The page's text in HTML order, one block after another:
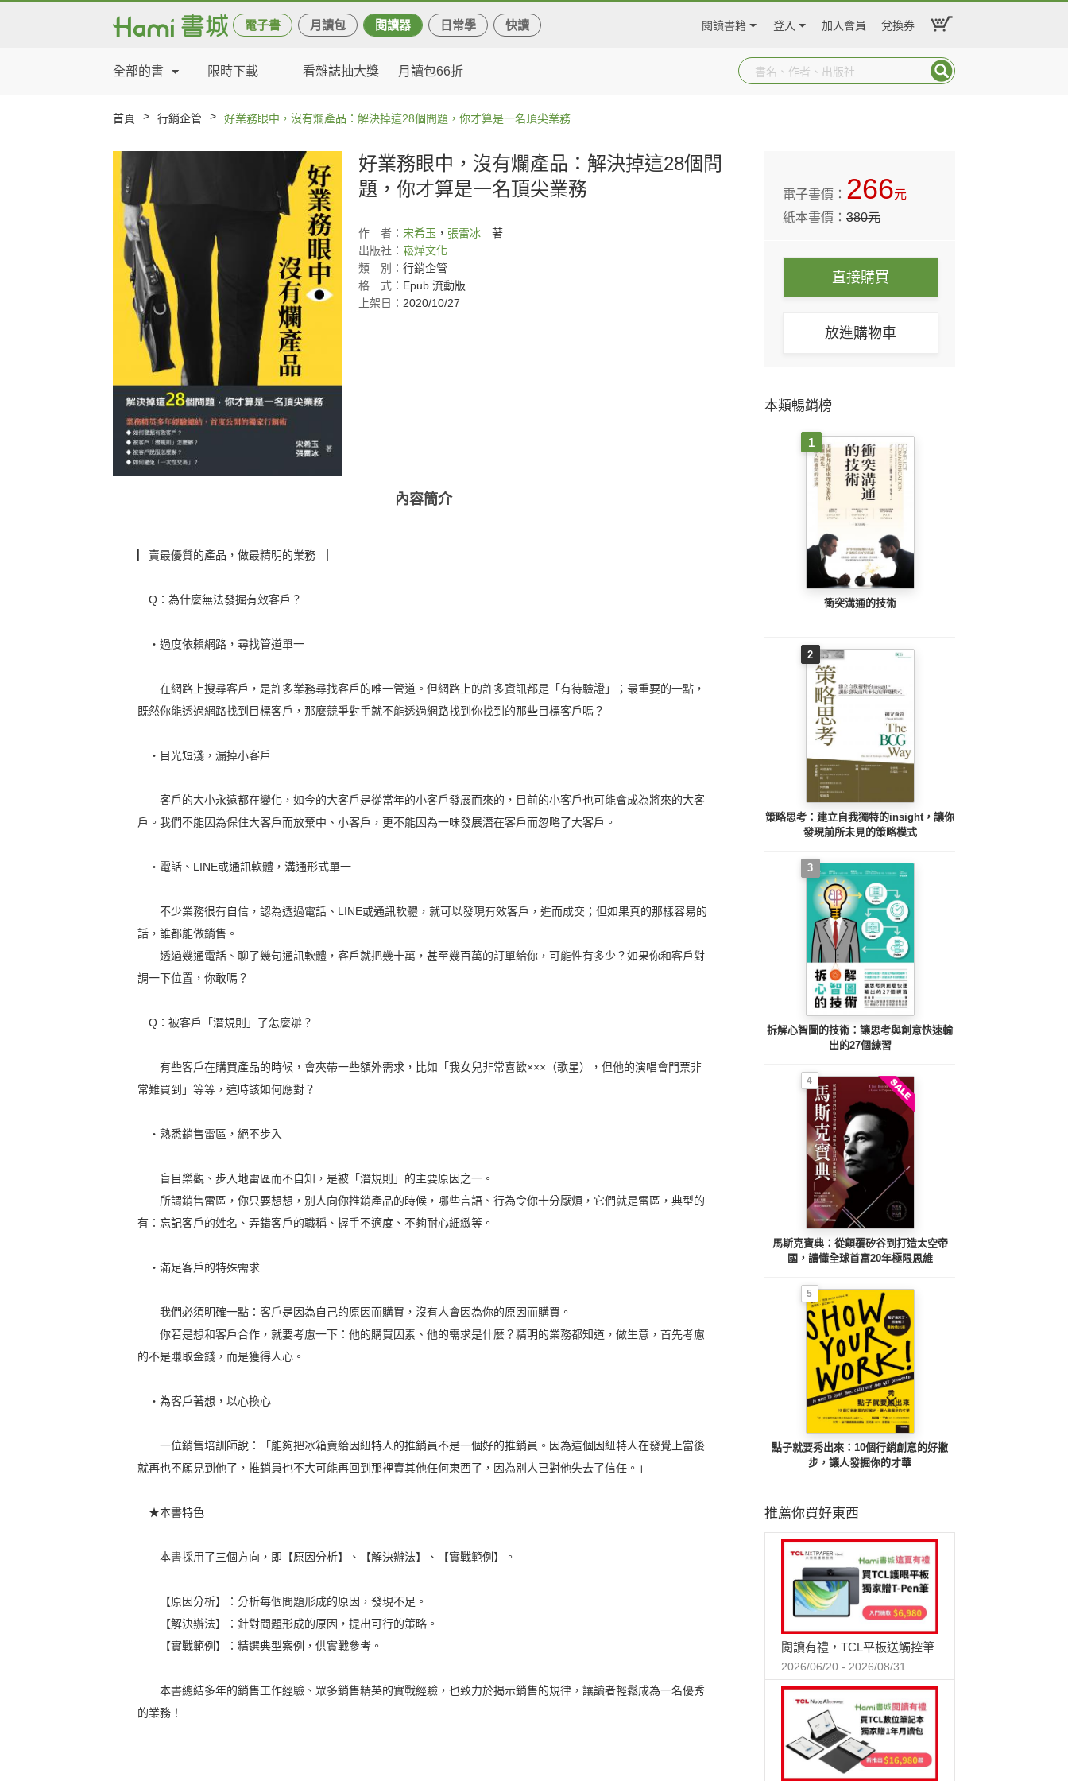
電子書 月讀包 閱讀器 日常學 快讀 閱讀書籍 登入 加入會員 兌換券
全部的書 限時下載 看雜誌抽大獎 月讀包66折
首頁 > 行銷企管 > 好業務眼中，沒有爛產品：解決掉這28個問題，你才算是一名頂尖業務
好業務眼中，沒有爛產品：解決掉這28個問
題，你才算是一名頂尖業務
作 者： 宋希玉 ， 張雷冰 著
出版社： 崧燁文化
類
別： 行銷企管
格
式： Epub 流動版
上架日： 2020/10/27
內容簡介
▏賣最優質的產品，做最精明的業務 ▏
Q：為什麼無法發掘有效客戶？
‧過度依賴網路，尋找管道單一
在網路上搜尋客戶，是許多業務尋找客戶的唯一管道。但網路上的許多資訊都是「有待驗證」；最重要的一點，
既然你能透過網路找到目標客戶，那麼競爭對手就不能透過網路找到你找到的那些目標客戶嗎？
‧目光短淺，漏掉小客戶
客戶的大小永遠都在變化，如今的大客戶是從當年的小客戶發展而來的，目前的小客戶也可能會成為將來的大客
戶。我們不能因為保住大客戶而放棄中、小客戶，更不能因為一味發展潛在客戶而忽略了大客戶。
‧電話、LINE或通訊軟體，溝通形式單一
不少業務很有自信，認為透過電話、LINE或通訊軟體，就可以發現有效客戶，進而成交；但如果真的那樣容易的
話，誰都能做銷售。
透過幾通電話、聊了幾句通訊軟體，客戶就把幾十萬，甚至幾百萬的訂單給你，可能性有多少？如果你和客戶對
調一下位置，你敢嗎？
Q：被客戶「潛規則」了怎麼辦？
有些客戶在購買產品的時候，會夾帶一些額外需求，比如「我女兒非常喜歡×××（歌星），但他的演唱會門票非
常難買到」等等，這時該如何應對？
‧熟悉銷售雷區，絕不步入
盲目樂觀、步入地雷區而不自知，是被「潛規則」的主要原因之一。
所謂銷售雷區，你只要想想，別人向你推銷產品的時候，哪些言語、行為令你十分厭煩，它們就是雷區，典型的
有：忘記客戶的姓名、弄錯客戶的職稱、握手不適度、不夠耐心細緻等。
‧滿足客戶的特殊需求
我們必須明確一點：客戶是因為自己的原因而購買，沒有人會因為你的原因而購買。
你若是想和客戶合作，就要考慮一下：他的購買因素、他的需求是什麼？精明的業務都知道，做生意，首先考慮
的不是賺取金錢，而是獲得人心。
‧為客戶著想，以心換心
一位銷售培訓師說：「能夠把冰箱賣給因紐特人的推銷員不是一個好的推銷員。因為這個因紐特人在發覺上當後
就再也不願見到他了，推銷員也不大可能再回到那裡賣其他任何東西了，因為別人已對他失去了信任。」
★本書特色
本書採用了三個方向，即【原因分析】、【解決辦法】、【實戰範例】。
【原因分析】：分析每個問題形成的原因，發現不足。
【解決辦法】：針對問題形成的原因，提出可行的策略。
【實戰範例】：精選典型案例，供實戰參考。
本書總結多年的銷售工作經驗、眾多銷售精英的實戰經驗，也致力於揭示銷售的規律，讓讀者輕鬆成為一名優秀
的業務！
電子書價： 266元
紙本書價：380元
直接購買
放進購物車
本類暢銷榜
1
衝突溝通的技術
2
策略思考：建立自我獨特的insight，讓你
發現前所未見的策略模式
3
拆解心智圖的技術：讓思考與創意快速輸
出的27個練習
4
馬斯克寶典：從顛覆矽谷到打造太空帝
國，讀懂全球首富20年極限思維
5
點子就要秀出來：10個行銷創意的好撇
步，讓人發掘你的才華
推薦你買好東西
閱讀有禮，TCL平板送觸控筆
2026/06/20 - 2026/08/31